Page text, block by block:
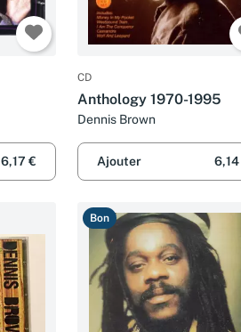
6,17 €
CD
Anthology 1970-1995
Dennis Brown
Ajouter 6,14
Bon